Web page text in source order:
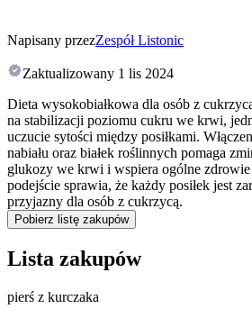
Napisany przezZespół Listonic
Zaktualizowany 1 lis 2024
Dieta wysokobiałkowa dla osób z
na stabilizacji poziomu cukru we krwi,
uczucie sytości między posiłkami.
nabiału oraz białek roślinnych pomaga
glukozy we krwi i wspiera ogólne
podejście sprawia, że każdy posiłek jest
przyjazny dla osób z cukrzycą.
Pobierz listę zakupów
Lista zakupów
pierś z kurczaka